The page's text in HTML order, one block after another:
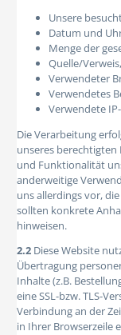
Unsere
Datum und
Menge der
Quelle/
Verwendeter
Verwendetes
Verwendete
Die Verarbeitung
unseres berechtigten
und Funktionalität
anderweitige
uns allerdings vor,
sollten konkrete
hinweisen.
2.2 Diese Website
Übertragung
Inhalte (z.B.
eine SSL-bzw. TLS-
Verbindung an der
in Ihrer Browserzeile